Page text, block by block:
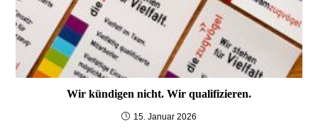
Wir kündigen nicht. Wir qualifizieren.
15. Januar 2026